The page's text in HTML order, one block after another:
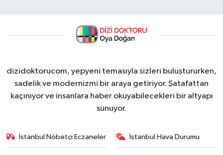
dizidoktorucom, yepyeni temasıyla sizleri buluştururken,
sadelik ve modernizmi bir araya getiriyor. Şatafattan
kaçınıyor ve insanlara haber okuyabilecekleri bir altyapı
sunuyor.
İstanbul Nöbetçi Eczaneler İstanbul Hava Durumu